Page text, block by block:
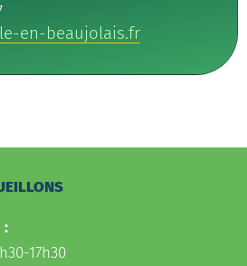
en-beaujolais.fr
:
17h30